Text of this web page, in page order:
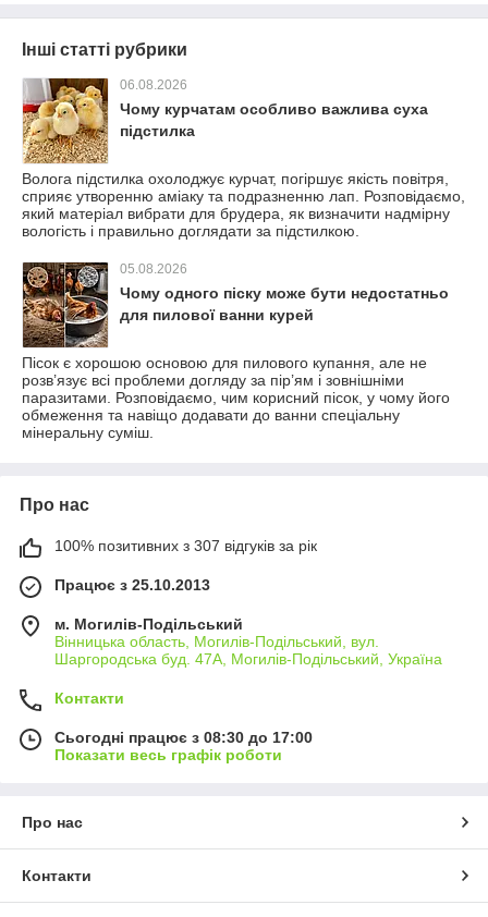
Інші статті рубрики
06.08.2026
Чому курчатам особливо важлива суха
підстилка
Волога підстилка охолоджує курчат, погіршує якість повітря,
сприяє утворенню аміаку та подразненню лап. Розповідаємо,
який матеріал вибрати для брудера, як визначити надмірну
вологість і правильно доглядати за підстилкою.
05.08.2026
Чому одного піску може бути недостатньо
для пилової ванни курей
Пісок є хорошою основою для пилового купання, але не
розв’язує всі проблеми догляду за пір’ям і зовнішніми
паразитами. Розповідаємо, чим корисний пісок, у чому його
обмеження та навіщо додавати до ванни спеціальну
мінеральну суміш.
Про нас
100% позитивних з 307 відгуків за рік
Працює з 25.10.2013
м. Могилів-Подільський
Вінницька область, Могилів-Подільський, вул.
Шаргородська буд. 47А, Могилів-Подільський, Україна
Контакти
Сьогодні працює з 08:30 до 17:00
Показати весь графік роботи
Про нас
Контакти